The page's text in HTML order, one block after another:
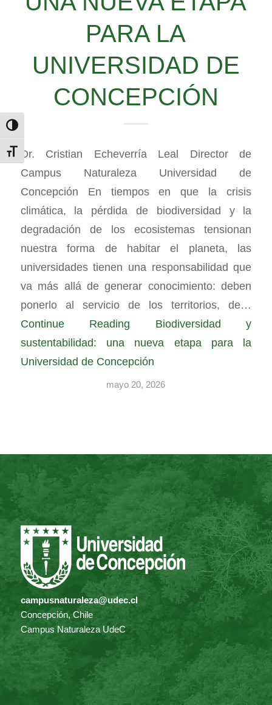
Alternar alto contraste
Alternar tamaño de letra
PARA LA
UNIVERSIDAD DE
CONCEPCIÓN
Dr. Cristian Echeverría Leal Director de
Campus Naturaleza Universidad de
Concepción En tiempos en que la crisis
climática, la pérdida de biodiversidad y la
degradación de los ecosistemas tensionan
nuestra forma de habitar el planeta, las
universidades tienen una responsabilidad que
va más allá de generar conocimiento: deben
ponerlo al servicio de los territorios, de…
Continue Reading Biodiversidad y
sustentabilidad: una nueva etapa para la
Universidad de Concepción
mayo 20, 2026
campusnaturaleza@udec.cl
Concepción, Chile
Campus Naturaleza UdeC